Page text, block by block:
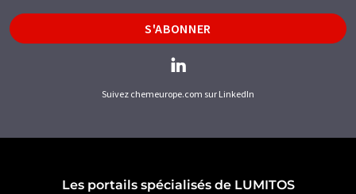
S'ABONNER
Suivez chemeurope.com sur LinkedIn
Les portails spécialisés de LUMITOS